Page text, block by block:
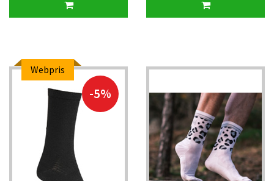
Webpris
-5%